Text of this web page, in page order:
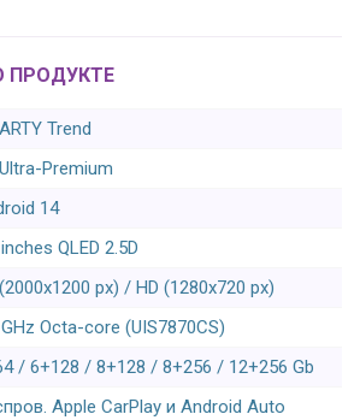
ПРОДУКТЕ
Trend
Premium
14
QLED 2.5D
px) / HD (1280x720 px)
Octa-core (UIS7870CS)
/ 6+128 / 8+128 / 8+256 / 12+256 Gb
Apple CarPlay и Android Auto